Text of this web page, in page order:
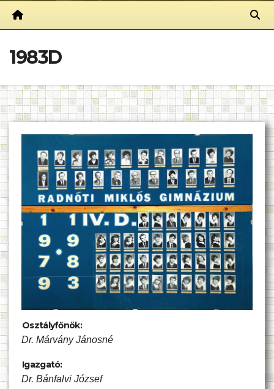
1983D
Osztályfőnök:
Dr. Márvány Jánosné
Igazgató:
Dr. Bánfalvi József